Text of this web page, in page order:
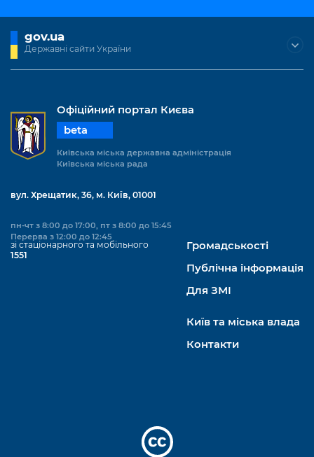
gov.ua
Державні сайти України
Офіційний портал Києва
beta
Київська міська державна адміністрація
Київська міська рада
вул. Хрещатик, 36, м. Київ, 01001
пн-чт з 8:00 до 17:00, пт з 8:00 до 15:45
Перерва з 12:00 до 12:45
зі стаціонарного та мобільного
1551
Громадськості
Публічна інформація
Для ЗМІ
Київ та міська влада
Контакти